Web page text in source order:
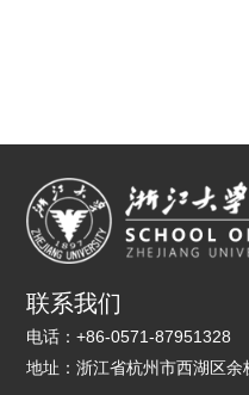
联系我们
电话：+86-0571-87951328
地址：浙江省杭州市西湖区